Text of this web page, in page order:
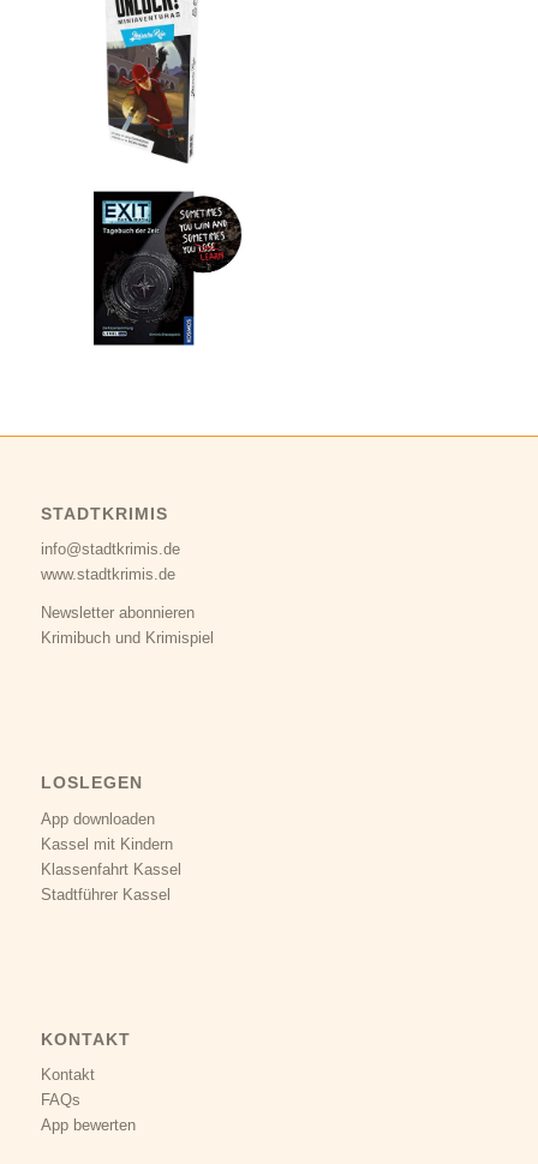
STADTKRIMIS
info@stadtkrimis.de
www.stadtkrimis.de
Newsletter abonnieren
Krimibuch und Krimispiel
LOSLEGEN
App downloaden
Kassel mit Kindern
Klassenfahrt Kassel
Stadtführer Kassel
KONTAKT
Kontakt
FAQs
App bewerten